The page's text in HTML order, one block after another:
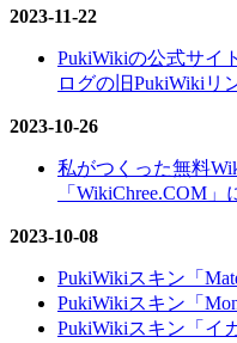
2023-11-22
PukiWikiの公式サイ
ログの旧PukiWikiリ
2023-10-26
私がつくった無料
「WikiChree.COM
2023-10-08
PukiWikiスキン「
PukiWikiスキン「
PukiWikiスキン「イ